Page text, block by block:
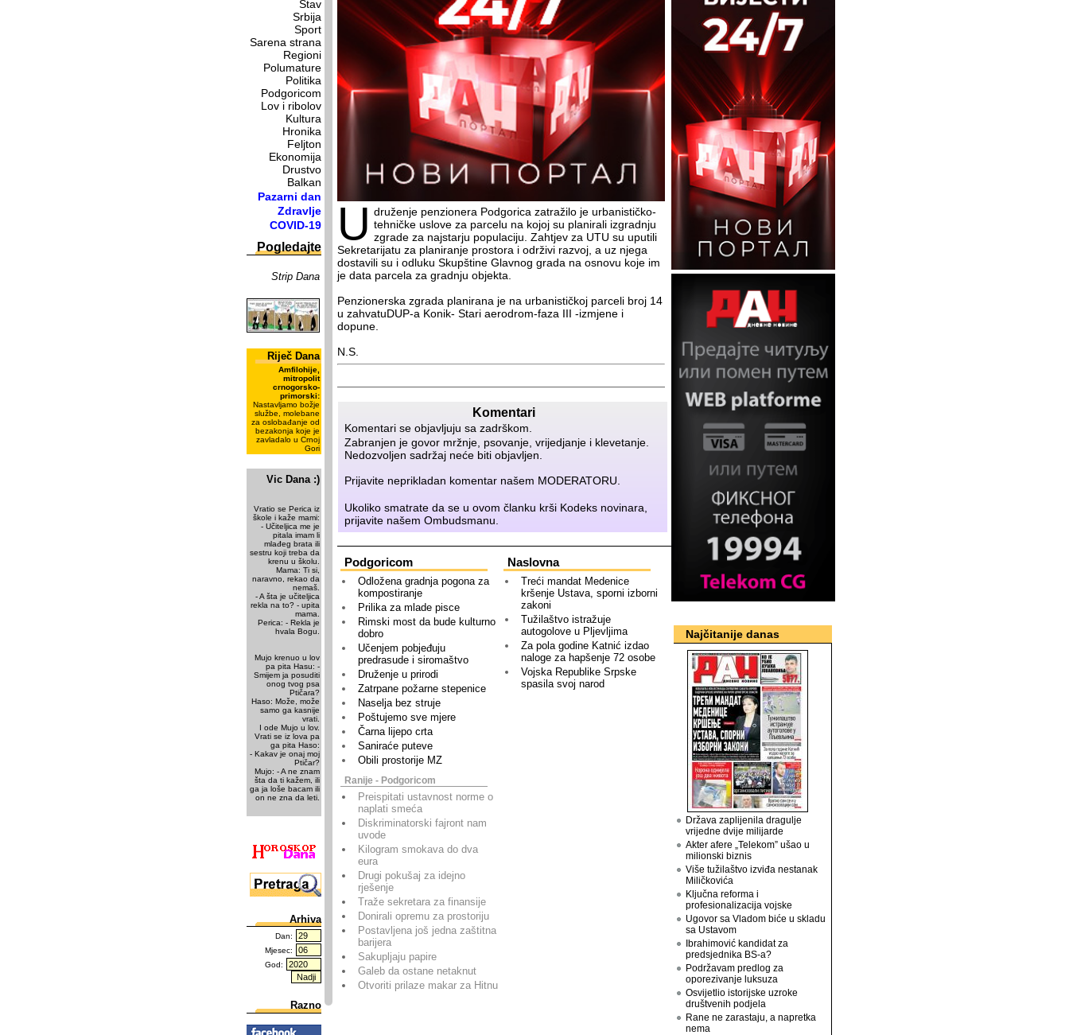
Stav
Srbija
Sport
Sarena strana
Regioni
Polumature
Politika
Podgoricom
Lov i ribolov
Kultura
Hronika
Feljton
Ekonomija
Drustvo
Balkan
Pazarni dan
Zdravlje
COVID-19
Pogledajte
Strip Dana
Riječ Dana
Amfilohije,
mitropolit
crnogorsko-
primorski:
Nastavljamo božje
službe, molebane
za oslobađanje od
bezakonja koje je
zavladalo u Crnoj
Gori
Vic Dana :)
Vratio se Perica iz
škole i kaže mami:
- Učiteljica me je
pitala imam li
mlađeg brata ili
sestru koji treba da
krenu u školu.
Mama: Ti si,
naravno, rekao da
nemaš.
- A šta je učiteljica
rekla na to? - upita
mama.
Perica: - Rekla je
hvala Bogu.
Mujo krenuo u lov
pa pita Hasu: -
Smijem ja posuditi
onog tvog psa
Ptičara?
Haso: Može, može
samo ga kasnije
vrati.
I ode Mujo u lov.
Vrati se iz lova pa
ga pita Haso:
- Kakav je onaj moj
Ptičar?
Mujo: - A ne znam
šta da ti kažem, ili
ga ja loše bacam ili
on ne zna da leti.
Arhiva
Dan:
Mjesec:
God:
Razno
U druženje penzionera Podgorica zatražilo je urbanističko-
tehničke uslove za parcelu na kojoj su planirali izgradnju
zgrade za najstarju populaciju. Zahtjev za UTU su uputili
Sekretarijatu za planiranje prostora i održivi razvoj, a uz njega
dostavili su i odluku Skupštine Glavnog grada na osnovu koje im
je data parcela za gradnju objekta.
Penzionerska zgrada planirana je na urbanističkoj parceli broj 14
u zahvatuDUP-a Konik- Stari aerodrom-faza III -izmjene i
dopune.
N.S.
Komentari
Komentari se objavljuju sa zadrškom.
Zabranjen je govor mržnje, psovanje, vrijedjanje i klevetanje.
Nedozvoljen sadržaj neće biti objavljen.
Prijavite neprikladan komentar našem MODERATORU
Ukoliko smatrate da se u ovom članku krši Kodeks novinara,
prijavite našemOmbudsmanu
Podgoricom
Odložena gradnja pogona za
kompostiranje
Prilika za mlade pisce
Rimski most da bude kulturno
dobro
Učenjem pobjeđuju
predrasude i siromaštvo
Druženje u prirodi
Zatrpane požarne stepenice
Naselja bez struje
Poštujemo sve mjere
Čarna lijepo crta
Saniraće puteve
Obili prostorije MZ
Ranije - Podgoricom
Preispitati ustavnost norme o
naplati smeća
Diskriminatorski fajront nam
uvode
Kilogram smokava do dva
eura
Drugi pokušaj za idejno
rješenje
Traže sekretara za finansije
Donirali opremu za prostoriju
Postavljena još jedna zaštitna
barijera
Sakupljaju papire
Galeb da ostane netaknut
Otvoriti prilaze makar za Hitnu
Naslovna
Treći mandat Medenice
kršenje Ustava, sporni izborni
zakoni
Tužilaštvo istražuje
autogolove u Pljevljima
Za pola godine Katnić izdao
naloge za hapšenje 72 osobe
Vojska Republike Srpske
spasila svoj narod
Najčitanije danas
Država zaplijenila dragulje
vrijedne dvije milijarde
Akter afere „Telekom” ušao u
milionski biznis
Više tužilaštvo izviđa nestanak
Miličkovića
Ključna reforma i
profesionalizacija vojske
Ugovor sa Vladom biće u skladu
sa Ustavom
Ibrahimović kandidat za
predsjednika BS-a?
Podržavam predlog za
oporezivanje luksuza
Osvijetlio istorijske uzroke
društvenih podjela
Rane ne zarastaju, a napretka
nema